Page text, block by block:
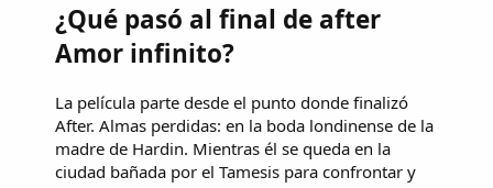
¿Qué pasó al final de after
Amor infinito?
La película parte desde el punto donde finalizó
After. Almas perdidas: en la boda londinense de la
madre de Hardin. Mientras él se queda en la
ciudad bañada por el Tamesis para confrontar y